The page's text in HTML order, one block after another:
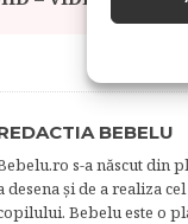
BEBELU
s-a născut din
desena şi de a realiza
Bebelu este o